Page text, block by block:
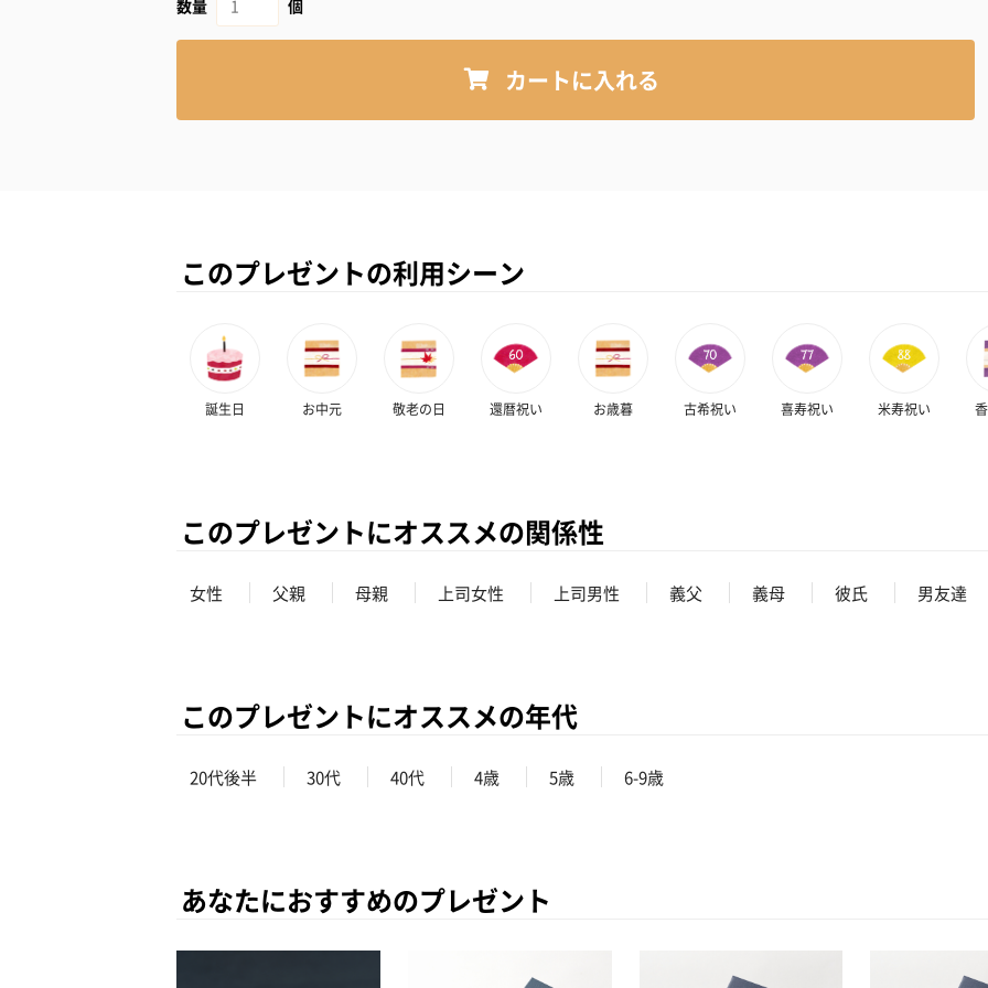
数量 個
カートに入れる
このプレゼントの利用シーン
誕生日 お中元 敬老の日 還暦祝い お歳暮 古希祝い 喜寿祝い 米寿祝い
このプレゼントにオススメの関係性
女性 父親 母親 上司女性 上司男性 義父 義母 彼氏 男友達
このプレゼントにオススメの年代
20代後半 30代 40代 4歳 5歳 6-9歳
あなたにおすすめのプレゼント